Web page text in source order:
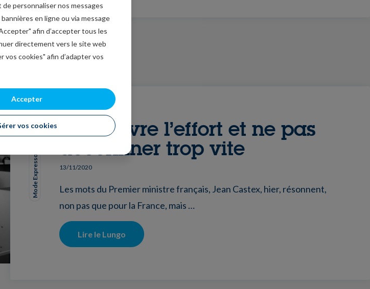
Mode Expresso
Poursuivre l’effort et ne pas
déconfiner trop vite
13/11/2020
Les mots du Premier ministre français, Jean Castex, hier, résonnent,
non pas que pour la France, mais …
Lire le Lungo
personnaliser nos messages
en ligne ou via message
afin d’accepter tous les
directement vers le site web
vos cookies" afin d’adapter vos
Accepter
vos cookies